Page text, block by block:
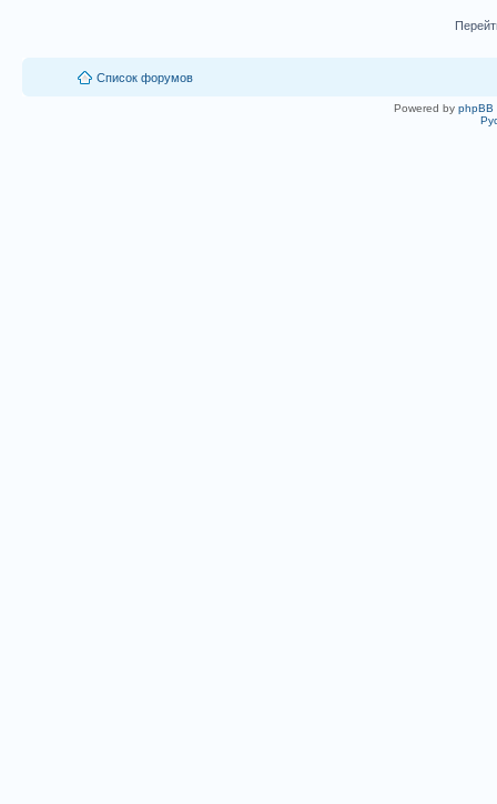
Список форумов
Powered by phpBB